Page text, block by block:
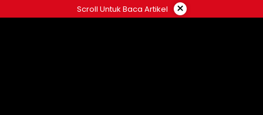
ke
Scroll Untuk Baca Artikel ×